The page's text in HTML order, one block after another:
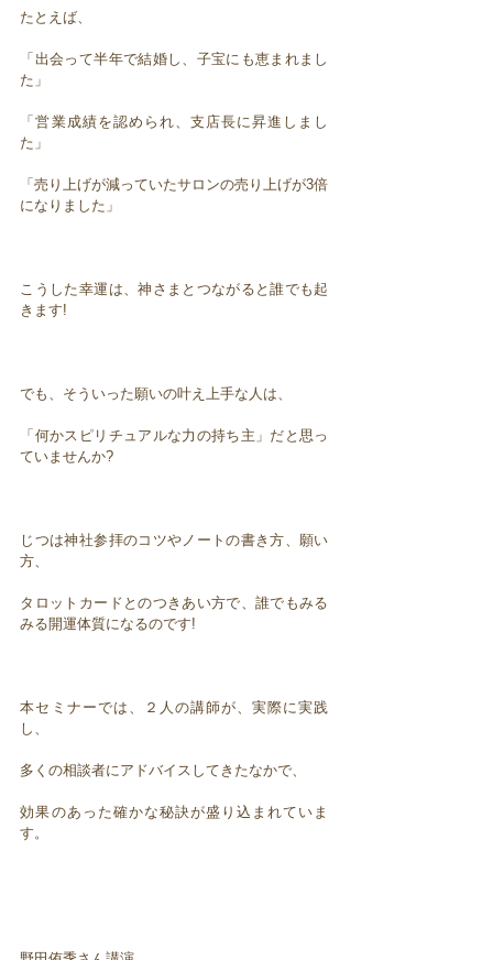
たとえば、
「出会って半年で結婚し、子宝にも恵まれまし
た」
「営業成績を認められ、支店長に昇進しまし
た」
「売り上げが減っていたサロンの売り上げが3倍
になりました」
こうした幸運は、神さまとつながると誰でも起
きます!
でも、そういった願いの叶え上手な人は、
「何かスピリチュアルな力の持ち主」だと思っ
ていませんか?
じつは神社参拝のコツやノートの書き方、願い
方、
タロットカードとのつきあい方で、誰でもみる
みる開運体質になるのです!
本セミナーでは、２人の講師が、実際に実践
し、
多くの相談者にアドバイスしてきたなかで、
効果のあった確かな秘訣が盛り込まれていま
す。